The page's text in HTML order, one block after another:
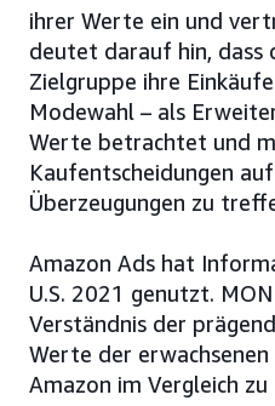
ihrer Werte ein und
deutet darauf hin, dass
Zielgruppe ihre
Modewahl – als
Werte betrachtet und
Kaufentscheidungen
Überzeugungen zu
Amazon Ads hat
U.S. 2021 genutzt.
Verständnis der
Werte der
Amazon im Vergleich